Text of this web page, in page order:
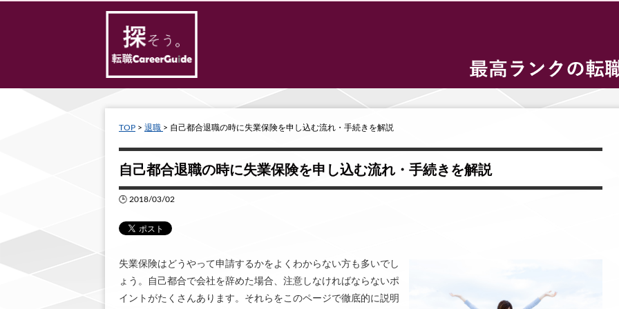
TOP > 退職 > 自己都合退職の時に失業保険を申し込む流れ・手続きを解説
自己都合退職の時に失業保険を申し込む流れ・手続きを解説
🕒 2018/03/02
失業保険はどうやって申請するかをよくわからない方も多いでし
ょう。自己都合で会社を辞めた場合、注意しなければならないポ
イントがたくさんあります。それらをこのページで徹底的に説明